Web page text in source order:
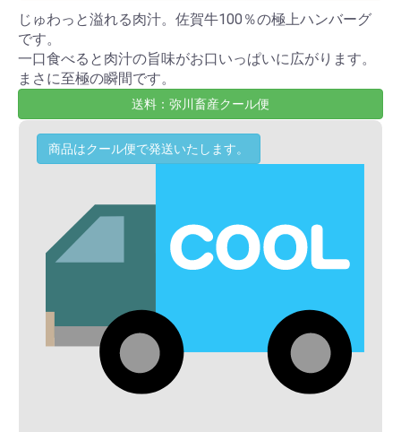
じゅわっと溢れる肉汁。佐賀牛100％の極上ハンバーグ
です。
一口食べると肉汁の旨味がお口いっぱいに広がります。
まさに至極の瞬間です。
送料：弥川畜産クール便
商品はクール便で発送いたします。